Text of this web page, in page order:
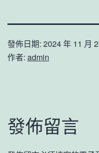
發佈日期: 2024 年 11 月
作者: admin
發佈留言